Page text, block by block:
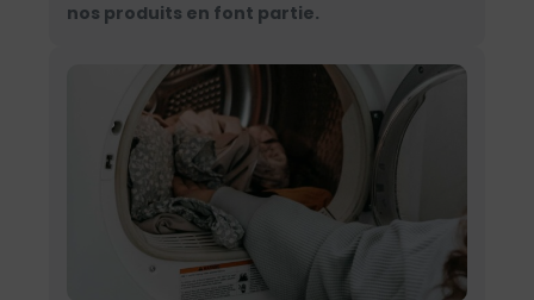
nos produits en font partie.